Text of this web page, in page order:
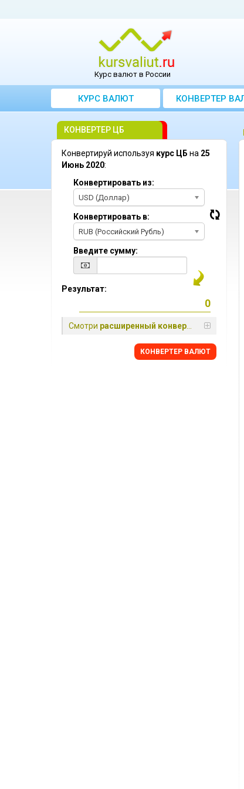
Курс валют в России
КУРС ВАЛЮТ КОНВЕРТЕР
КОНВЕРТЕР ЦБ
Конвертируй используя курс ЦБ на 25
Июнь 2020:
Конвертировать из:
USD (Доллар)
Конвертировать в:
RUB (Российский Рубль)
Введите сумму:
Результат:
Смотри расширенный конвертер
КОНВЕРТЕР ВАЛЮТ